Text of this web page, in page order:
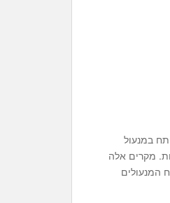
במנעול
מקרים אלה
המנעולים